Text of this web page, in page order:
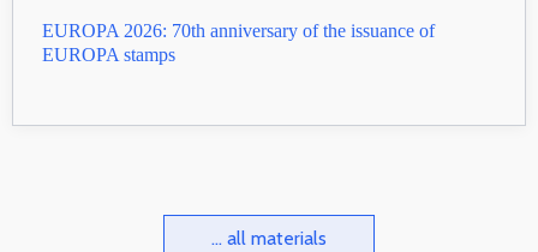
EUROPA 2026: 70th anniversary of the issuance of
EUROPA stamps
... all materials